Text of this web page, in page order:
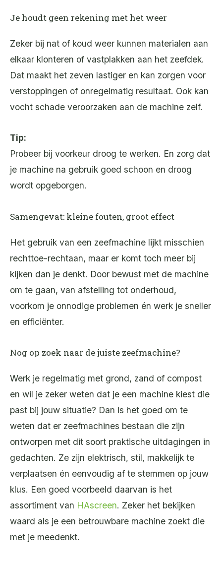
Je houdt geen rekening met het weer
Zeker bij nat of koud weer kunnen materialen aan
elkaar klonteren of vastplakken aan het zeefdek.
Dat maakt het zeven lastiger en kan zorgen voor
verstoppingen of onregelmatig resultaat. Ook kan
vocht schade veroorzaken aan de machine zelf.
Tip:
Probeer bij voorkeur droog te werken. En zorg dat
je machine na gebruik goed schoon en droog
wordt opgeborgen.
Samengevat: kleine fouten, groot effect
Het gebruik van een zeefmachine lijkt misschien
rechttoe-rechtaan, maar er komt toch meer bij
kijken dan je denkt. Door bewust met de machine
om te gaan, van afstelling tot onderhoud,
voorkom je onnodige problemen én werk je sneller
en efficiënter.
Nog op zoek naar de juiste zeefmachine?
Werk je regelmatig met grond, zand of compost
en wil je zeker weten dat je een machine kiest die
past bij jouw situatie? Dan is het goed om te
weten dat er zeefmachines bestaan die zijn
ontworpen met dit soort praktische uitdagingen in
gedachten. Ze zijn elektrisch, stil, makkelijk te
verplaatsen én eenvoudig af te stemmen op jouw
klus. Een goed voorbeeld daarvan is het
assortiment van HAscreen. Zeker het bekijken
waard als je een betrouwbare machine zoekt die
met je meedenkt.